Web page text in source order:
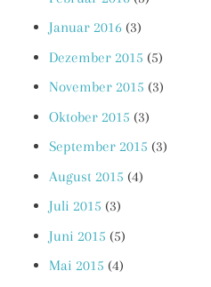
Januar 2016 (3)
Dezember 2015 (5)
November 2015 (3)
Oktober 2015 (3)
September 2015 (3)
August 2015 (4)
Juli 2015 (3)
Juni 2015 (5)
Mai 2015 (4)